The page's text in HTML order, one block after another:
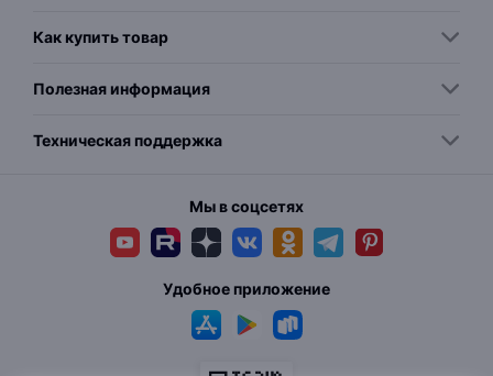
Как купить товар
Полезная информация
Техническая поддержка
Мы в соцсетях
Удобное приложение